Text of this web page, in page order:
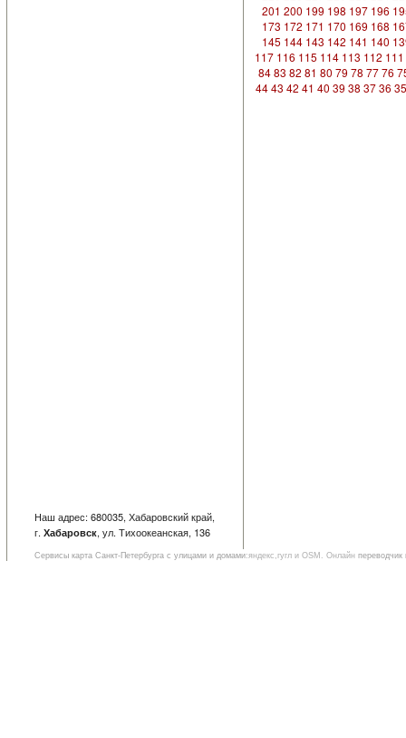
Наш адрес: 680035, Хабаровский край,
г. Хабаровск, ул. Тихоокеанская, 136
201 200 199 198 197 196
173 172 171 170 169 168
145 144 143 142 141 140
117 116 115 114 113 112 111
84 83 82 81 80 79 78 77 76
4443 42 41 40 39 38 3736 35
Сервисы карта Санкт-Петербурга с улицами и домами:яндекс,гугл и OSM. Онлайн переводчик